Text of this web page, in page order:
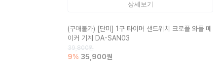
상세보기
(구매불가) [단미] 1구 타이머 샌드위치 크로플 와플 메
이커 기계 DA-SAN03
39,800원
9% 35,900원